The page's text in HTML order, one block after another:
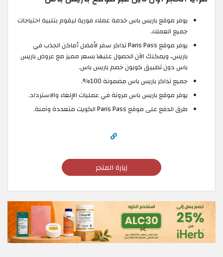
يوفر موقع باريس باس خدمة عملاء فورية ليقوم بتلبية احتياجات
جميع العملاء.
يوفر موقع Paris Pass تذاكر سفر لأفضل أماكن الجذب في
باريس، ويمكنك الآن الحصول عليها بسعر مميز مع عروض باريس
باس دون تطبيق كوبون خصم باريس باس.
جميع تذاكر باريس باس مضمونة 100%.
يوفر موقع باريس باس مرونة في عمليات الإلغاء والاسترداد.
طرق الدفع على موقع Paris Pass الكويت متعددة وآمنة.
زيارة المتجر